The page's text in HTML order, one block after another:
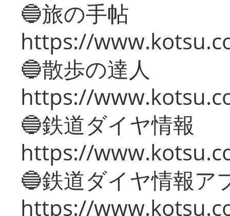
🔵旅の手帖
https://
🔵散歩の達人
https://
🔵鉄道ダイヤ情報
https://
🔵鉄道ダイヤ情報ア
https://